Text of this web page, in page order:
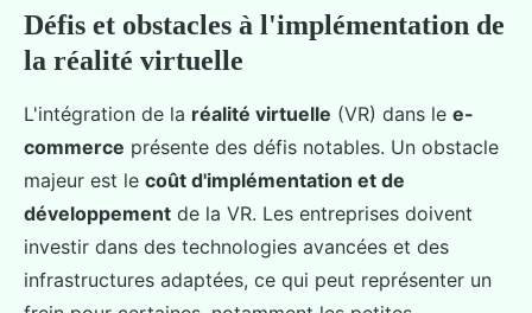
Défis et obstacles à l'implémentation de
la réalité virtuelle
L'intégration de la réalité virtuelle (VR) dans le e-
commerce présente des défis notables. Un obstacle
majeur est le coût d'implémentation et de
développement de la VR. Les entreprises doivent
investir dans des technologies avancées et des
infrastructures adaptées, ce qui peut représenter un